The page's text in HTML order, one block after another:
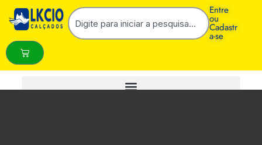
Entre
ou
Cadastr
a-se